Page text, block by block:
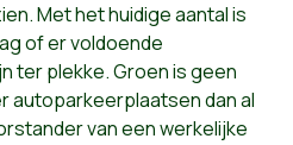
Met het huidige aantal is
of er voldoende
ter plekke. Groen is geen
autoparkeerplaatsen dan al
van een werkelijke